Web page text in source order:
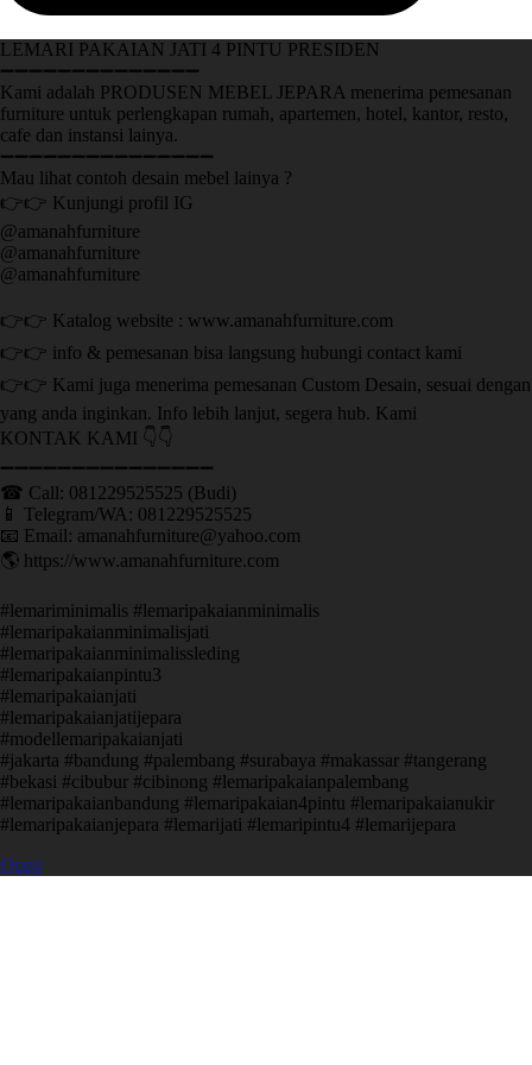
LEMARI PAKAIAN JATI 4 PINTU PRESIDEN
➖➖➖➖➖➖➖➖➖➖➖➖➖➖
Kami adalah PRODUSEN MEBEL JEPARA menerima pemesanan
furniture untuk perlengkapan rumah, apartemen, hotel, kantor, resto,
cafe dan instansi lainya.
➖➖➖➖➖➖➖➖➖➖➖➖➖➖➖
Mau lihat contoh desain mebel lainya ?
👉👉 Kunjungi profil IG
@amanahfurniture
@amanahfurniture
@amanahfurniture
👉👉 Katalog website : www.amanahfurniture.com
👉👉 info & pemesanan bisa langsung hubungi contact kami
👉👉 Kami juga menerima pemesanan Custom Desain, sesuai dengan
yang anda inginkan. Info lebih lanjut, segera hub. Kami
KONTAK KAMI 👇👇
➖➖➖➖➖➖➖➖➖➖➖➖➖➖➖ ㅤ
☎ Call: 081229525525 (Budi)
📱 Telegram/WA: 081229525525
📧 Email: amanahfurniture@yahoo.com
🌎 https://www.amanahfurniture.com
#lemariminimalis #lemaripakaianminimalis
#lemaripakaianminimalisjati
#lemaripakaianminimalissleding
#lemaripakaianpintu3
#lemaripakaianjati
#lemaripakaianjatijepara
#modellemaripakaianjati
#jakarta #bandung #palembang #surabaya #makassar #tangerang
#bekasi #cibubur #cibinong #lemaripakaianpalembang
#lemaripakaianbandung #lemaripakaian4pintu #lemaripakaianukir
#lemaripakaianjepara #lemarijati #lemaripintu4 #lemarijepara
Open